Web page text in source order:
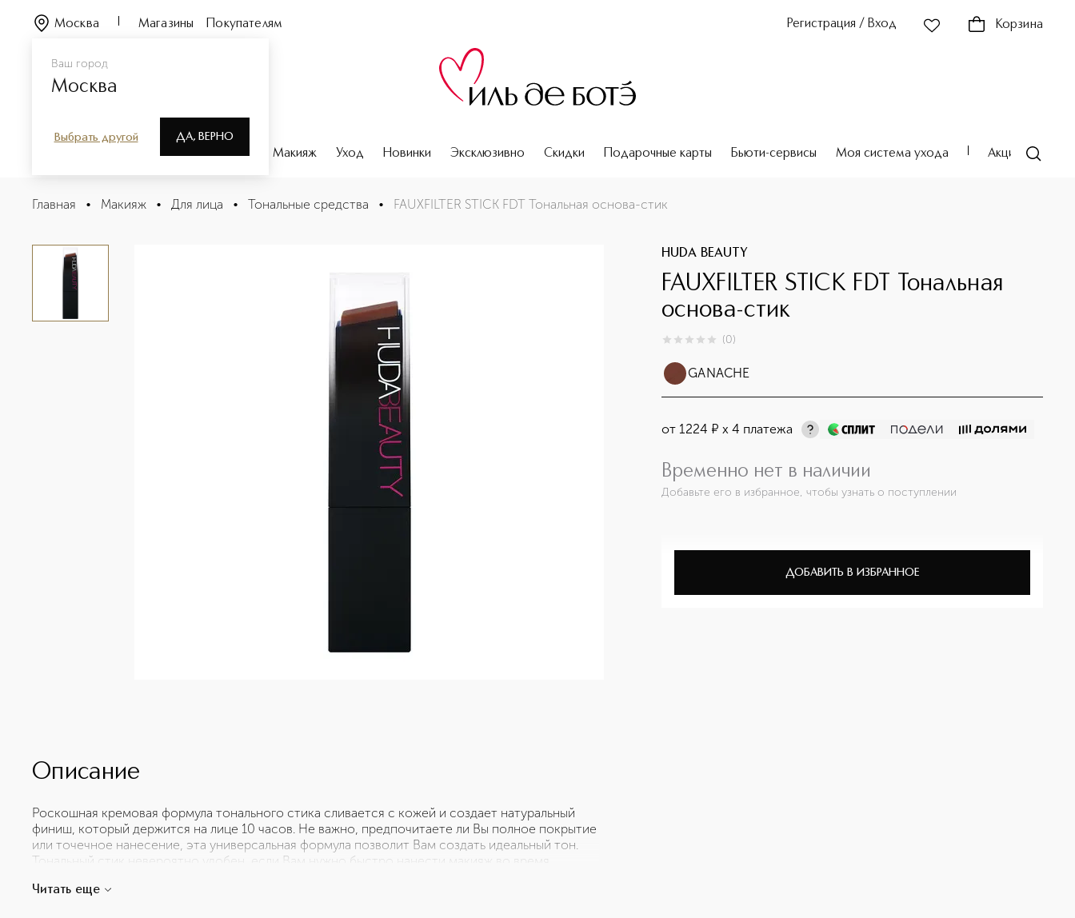
Ваш город
Москва
Выбрать другой ДА, ВЕРНО
Москва Магазины Покупателям Регистрация / Вход Корзина
Парфюмерия Макияж Уход Новинки Эксклюзивно Скидки Подарочные карты Бьюти-сервисы Моя система ухода Акции
FAUXFILTER STICK FDT Тональная основа-стик
Главная • Макияж • Для лица • Тональные средства • FAUXFILTER STICK FDT Тональная основа-стик
HUDA BEAUTY
FAUXFILTER STICK FDT Тональная
основа-стик
0из 0 (0)
GANACHE
от 1224 ¤ х 4 платежа
Временно нет в наличии
Добавьте его в избранное, чтобы узнать о поступлении
ДОБАВИТЬ В ИЗБРАННОЕ
Описание
Роскошная кремовая формула тонального стика сливается с кожей и создает натуральный
финиш, который держится на лице 10 часов. Не важно, предпочитаете ли Вы полное покрытие
или точечное нанесение, эта универсальная формула позволит Вам создать идеальный тон.
Тональный стик невероятно удобен, если Вам нужно быстро нанести макияж во время
действию пота формуле, Вы можете уверены в своем макияже в течение всего дня.
Читать еще